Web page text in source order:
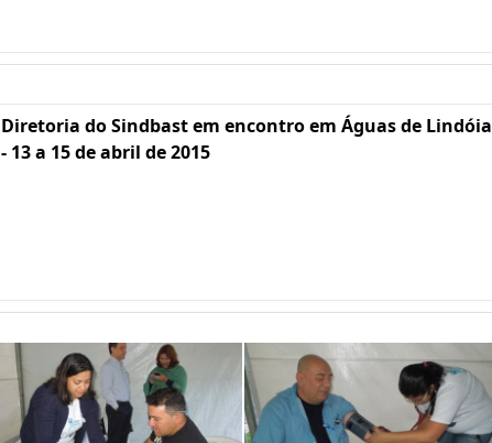
Diretoria do Sindbast em encontro em Águas de Lindóia
- 13 a 15 de abril de 2015